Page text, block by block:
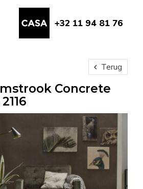
+32 11 94 81 76
Terug
Concrete